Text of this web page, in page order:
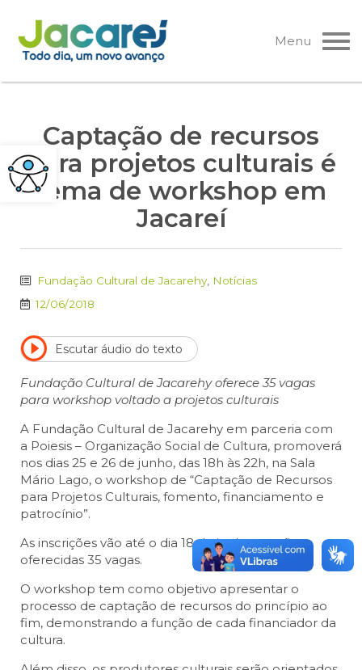
Pular
para
o
Menu
Captação de recursos
para projetos culturais é
tema de workshop em
Jacareí
Fundação Cultural de Jacarehy Notícias
12/06/2018
Escutar áudio do texto
Fundação Cultural de Jacarehy oferece 35 vagas
para workshop voltado a projetos culturais
A Fundação Cultural de Jacarehy em parceria com
a Poiesis – Organização Social de Cultura, promoverá
nos dias 25 e 26 de junho, das 18h às 22h, na Sala
Mário Lago, o workshop de “Captação de Recursos
para Projetos Culturais, fomento, financiamento e
patrocínio”.
As inscrições vão até o dia 18 de junho e serão
oferecidas 35 vagas.
O workshop tem como objetivo apresentar o
processo de captação de recursos do princípio ao
fim, demonstrando a função de cada financiador da
cultura.